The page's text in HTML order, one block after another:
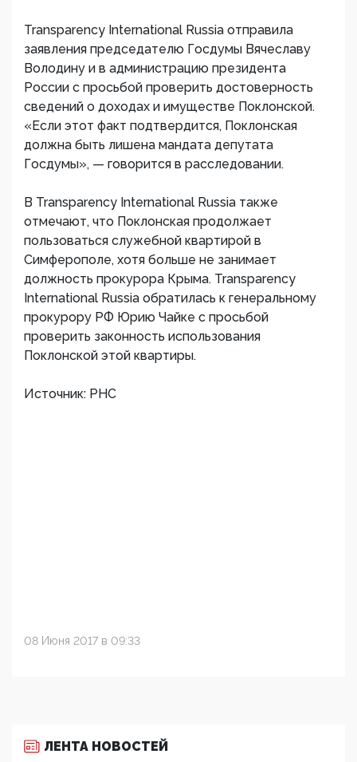
Transparency International Russia отправила
заявления председателю Госдумы Вячеславу
Володину и в администрацию президента
России с просьбой проверить достоверность
сведений о доходах и имуществе Поклонской.
«Если этот факт подтвердится, Поклонская
должна быть лишена мандата депутата
Госдумы», — говорится в расследовании.
В Transparency International Russia также
отмечают, что Поклонская продолжает
пользоваться служебной квартирой в
Симферополе, хотя больше не занимает
должность прокурора Крыма. Transparency
International Russia обратилась к генеральному
прокурору РФ Юрию Чайке с просьбой
проверить законность использования
Поклонской этой квартиры.
Источник: РНС
08 Июня 2017 в 09:33
ЛЕНТА НОВОСТЕЙ